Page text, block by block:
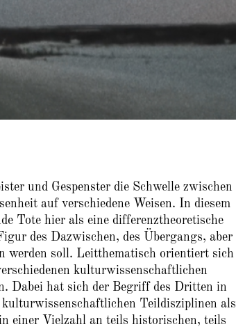
und Gespenster die Schwelle zwischen
auf verschiedene Weisen. In diesem
Tote hier als eine differenztheoretische
des Dazwischen, des Übergangs, aber
werden soll. Leitthematisch orientiert sich
kulturwissenschaftlichen
Dabei hat sich der Begriff des Dritten in
Teildisziplinen als
einer Vielzahl an teils historischen, teils